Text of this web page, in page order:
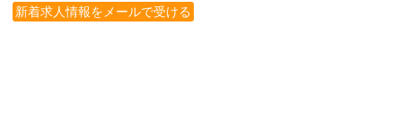
新着求人情報をメールで受ける